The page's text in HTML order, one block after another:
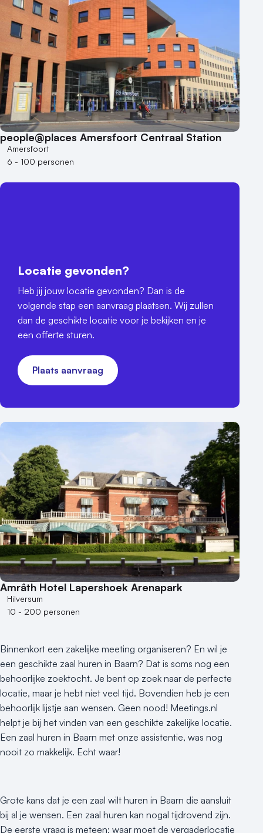
people@places Amersfoort Centraal Station
Amersfoort
6 - 100 personen
Locatie gevonden?
Heb jij jouw locatie gevonden? Dan is de
volgende stap een aanvraag plaatsen. Wij zullen
dan de geschikte locatie voor je bekijken en je
een offerte sturen.
Plaats aanvraag
Amrâth Hotel Lapershoek Arenapark
Hilversum
10 - 200 personen
Binnenkort een zakelijke meeting organiseren? En wil je
een geschikte zaal huren in Baarn? Dat is soms nog een
behoorlijke zoektocht. Je bent op zoek naar de perfecte
locatie, maar je hebt niet veel tijd. Bovendien heb je een
behoorlijk lijstje aan wensen. Geen nood! Meetings.nl
helpt je bij het vinden van een geschikte zakelijke locatie.
Een zaal huren in Baarn met onze assistentie, was nog
nooit zo makkelijk. Echt waar!
Grote kans dat je een zaal wilt huren in Baarn die aansluit
bij al je wensen. Een zaal huren kan nogal tijdrovend zijn.
De eerste vraag is meteen; waar moet de vergaderlocatie